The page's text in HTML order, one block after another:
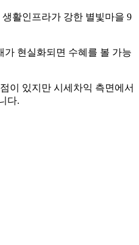
활인프라가 강한 별빛마을 9
가 현실화되면 수혜를 볼 가능
이 있지만 시세차익 측면에서
다.